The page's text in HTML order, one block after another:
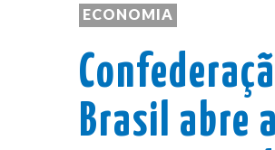
ECONOMIA
Brasil abre